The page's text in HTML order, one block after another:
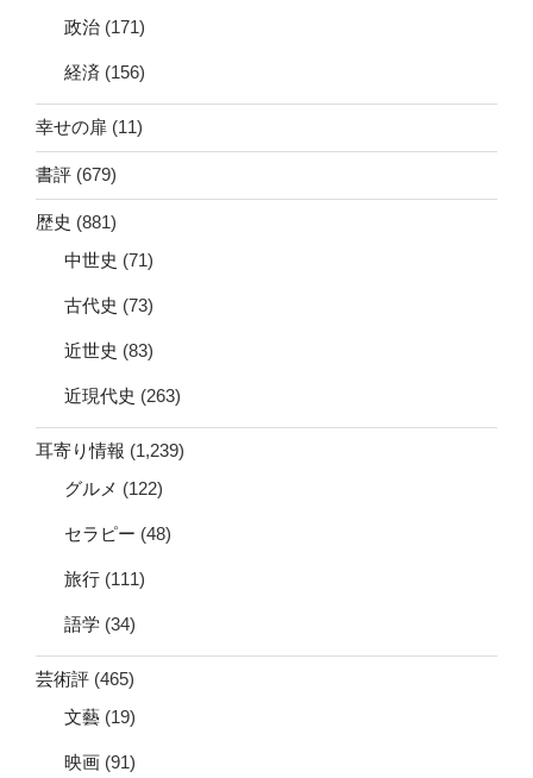
政治 (171)
経済 (156)
幸せの扉 (11)
書評 (679)
歴史 (881)
中世史 (71)
古代史 (73)
近世史 (83)
近現代史 (263)
耳寄り情報 (1,239)
グルメ (122)
セラピー (48)
旅行 (111)
語学 (34)
芸術評 (465)
文藝 (19)
映画 (91)